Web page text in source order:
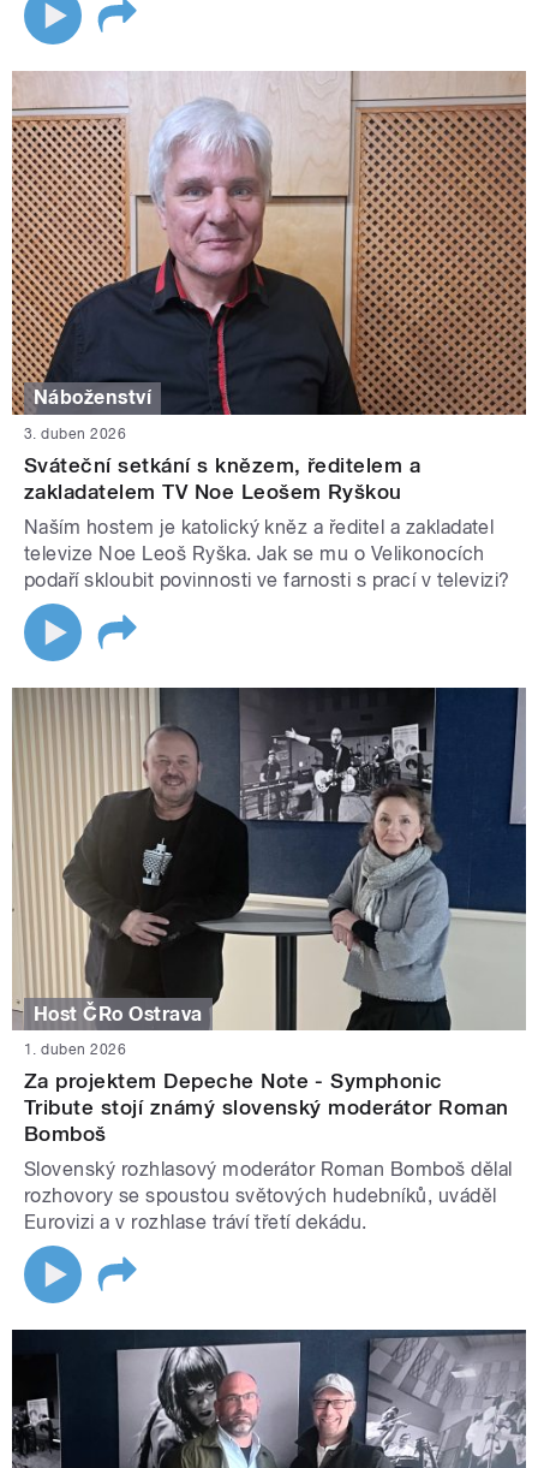
Náboženství
3. duben 2026
Sváteční setkání s knězem, ředitelem a
zakladatelem TV Noe Leošem Ryškou
Naším hostem je katolický kněz a ředitel a zakladatel
televize Noe Leoš Ryška. Jak se mu o Velikonocích
podaří skloubit povinnosti ve farnosti s prací v televizi?
Host ČRo Ostrava
1. duben 2026
Za projektem Depeche Note - Symphonic
Tribute stojí známý slovenský moderátor Roman
Bomboš
Slovenský rozhlasový moderátor Roman Bomboš dělal
rozhovory se spoustou světových hudebníků, uváděl
Eurovizi a v rozhlase tráví třetí dekádu.